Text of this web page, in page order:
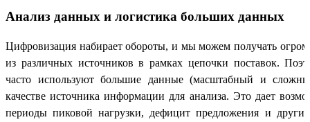
Анализ данных и логистика больших данных
Цифровизация набирает обороты, и мы можем получать
из различных источников в рамках цепочки поставок.
часто используют большие данные (масштабный и
качестве источника информации для анализа. Это дает
периоды пиковой нагрузки, дефицит предложения и